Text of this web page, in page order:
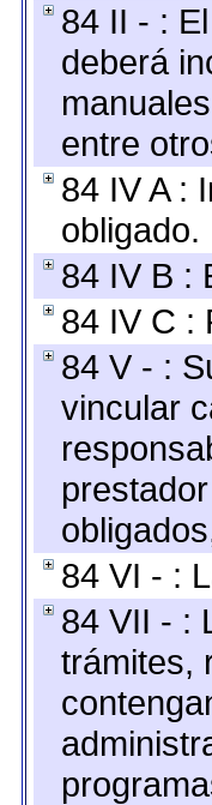
84 II - :
deberá
entre
84 IV A :
obligado.
84 IV B :
84 IV C :
84 V - :
vincular
84 VI - :
84 VII - :
trámites,